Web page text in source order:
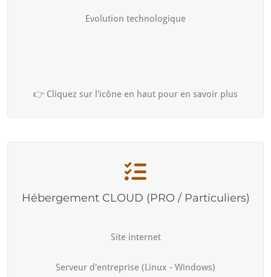
Evolution technologique
👉 Cliquez sur l'icône en haut pour en savoir plus
Hébergement CLOUD (PRO / Particuliers)
Site internet
Serveur d'entreprise (Linux - Windows)